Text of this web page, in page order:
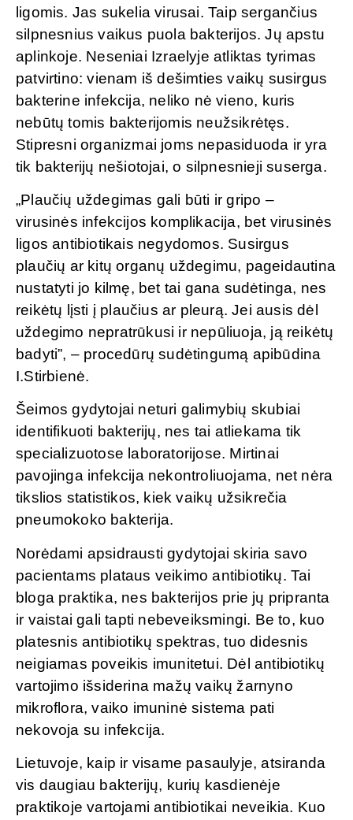
ligomis. Jas sukelia virusai. Taip sergančius
silpnesnius vaikus puola bakterijos. Jų apstu
aplinkoje. Neseniai Izraelyje atliktas tyrimas
patvirtino: vienam iš dešimties vaikų susirgus
bakterine infekcija, neliko nė vieno, kuris
nebūtų tomis bakterijomis neužsikrėtęs.
Stipresni organizmai joms nepasiduoda ir yra
tik bakterijų nešiotojai, o silpnesnieji suserga.
„Plaučių uždegimas gali būti ir gripo –
virusinės infekcijos komplikacija, bet virusinės
ligos antibiotikais negydomos. Susirgus
plaučių ar kitų organų uždegimu, pageidautina
nustatyti jo kilmę, bet tai gana sudėtinga, nes
reikėtų lįsti į plaučius ar pleurą. Jei ausis dėl
uždegimo nepratrūkusi ir nepūliuoja, ją reikėtų
badyti”, – procedūrų sudėtingumą apibūdina
I.Stirbienė.
Šeimos gydytojai neturi galimybių skubiai
identifikuoti bakterijų, nes tai atliekama tik
specializuotose laboratorijose. Mirtinai
pavojinga infekcija nekontroliuojama, net nėra
tikslios statistikos, kiek vaikų užsikrečia
pneumokoko bakterija.
Norėdami apsidrausti gydytojai skiria savo
pacientams plataus veikimo antibiotikų. Tai
bloga praktika, nes bakterijos prie jų pripranta
ir vaistai gali tapti nebeveiksmingi. Be to, kuo
platesnis antibiotikų spektras, tuo didesnis
neigiamas poveikis imunitetui. Dėl antibiotikų
vartojimo išsiderina mažų vaikų žarnyno
mikroflora, vaiko imuninė sistema pati
nekovoja su infekcija.
Lietuvoje, kaip ir visame pasaulyje, atsiranda
vis daugiau bakterijų, kurių kasdienėje
praktikoje vartojami antibiotikai neveikia. Kuo